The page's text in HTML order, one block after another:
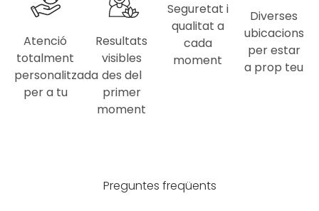
Atenció
totalment
personalitzada
per a tu
Resultats
visibles
des del
primer
moment
Seguretat i
qualitat a
cada
moment
Diverses
ubicacions
per estar
a prop teu
Preguntes freqüents